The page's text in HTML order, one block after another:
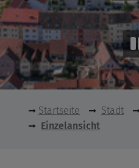
Startseite Stadt
Einzelansicht